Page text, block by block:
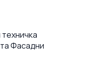
Фасадни